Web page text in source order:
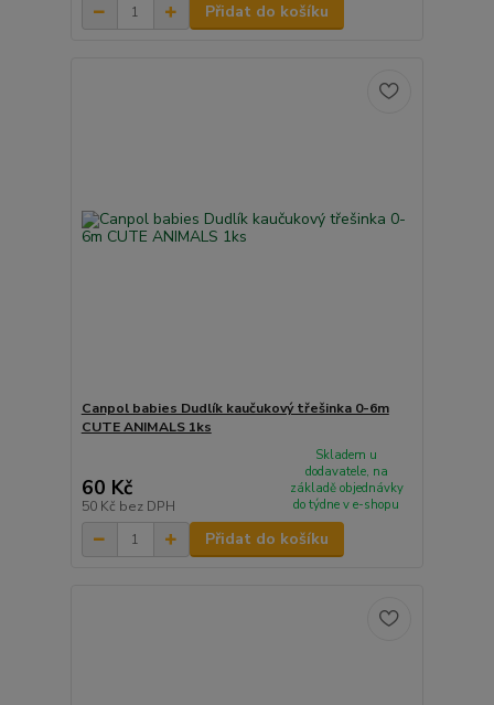
Přidat do košíku
Canpol babies Dudlík kaučukový třešinka 0-6m
CUTE ANIMALS 1ks
60 Kč
50 Kč bez DPH
Skladem u
dodavatele, na
základě objednávky
do týdne v e-shopu
Přidat do košíku